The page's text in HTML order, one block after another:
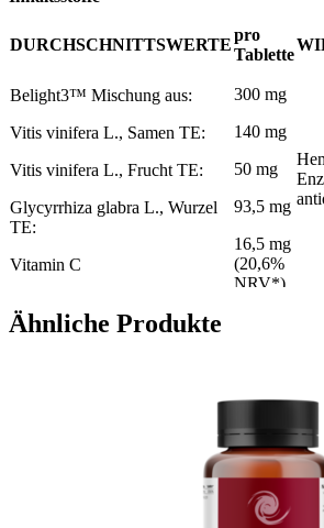
​DURCHSCHNITTSWERTE
​pro
Tablette
​Belight3™ Mischung aus:
Vitis vinifera L., Samen TE:
Vitis vinifera L., Frucht TE:
Glycyrrhiza glabra L., Wurzel
TE:
Vitamin C
​300 mg
140 mg
50 mg
93,5 mg
16,5 mg
(20,6%
NRV*)
​* NRV = Referenzmengen für die tägliche
und Mineralstoffen (Erwachsene) gemäß
Ähnliche Produkte